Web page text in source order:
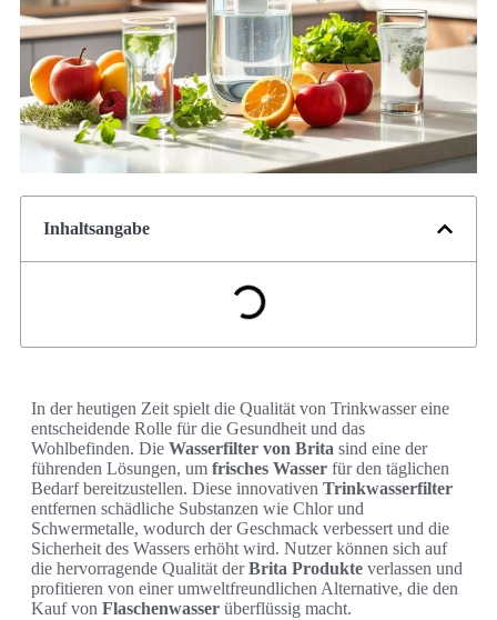
Inhaltsangabe
In der heutigen Zeit spielt die Qualität von Trinkwasser eine
entscheidende Rolle für die Gesundheit und das
Wohlbefinden. Die Wasserfilter von Brita sind eine der
führenden Lösungen, um frisches Wasser für den täglichen
Bedarf bereitzustellen. Diese innovativen Trinkwasserfilter
entfernen schädliche Substanzen wie Chlor und
Schwermetalle, wodurch der Geschmack verbessert und die
Sicherheit des Wassers erhöht wird. Nutzer können sich auf
die hervorragende Qualität derBrita Produkte verlassen und
profitieren von einer umweltfreundlichen Alternative, die den
Kauf von Flaschenwasser überflüssig macht.